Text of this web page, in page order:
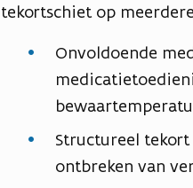
tekortschiet op
Onvoldoende
Structureel
ontbreken van